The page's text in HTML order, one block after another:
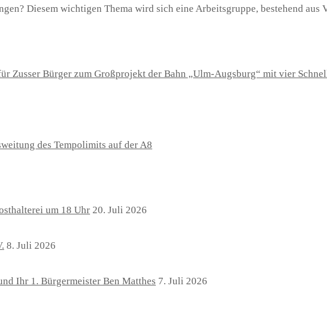
Diesem wichtigen Thema wird sich eine Arbeitsgruppe, bestehend aus
Zusser Bürger zum Großprojekt der Bahn „Ulm-Augsburg“ mit vier
des Tempolimits auf der A8
um 18 Uhr 20. Juli 2026
8. Juli 2026
Ihr 1. Bürgermeister Ben Matthes 7. Juli 2026